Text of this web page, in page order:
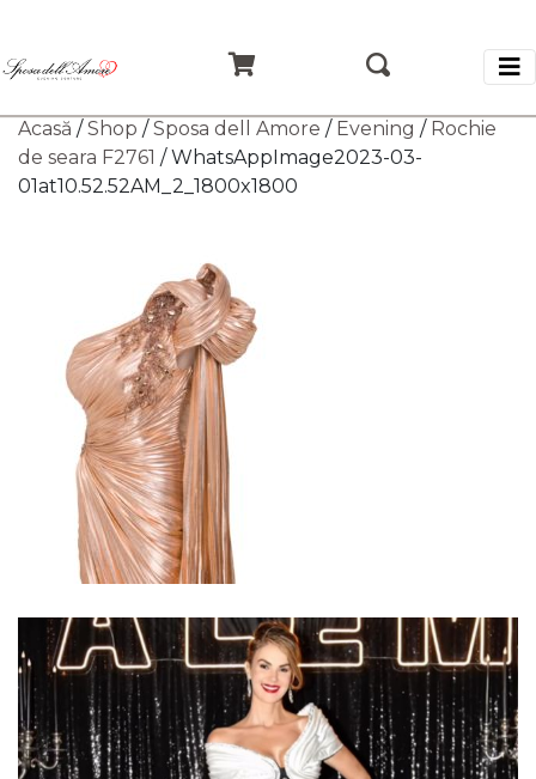
Acasă /Shop /Sposa dell Amore / Evening / Rochie
de seara F2761 / WhatsAppImage2023-03-
01at10.52.52AM_2_1800x1800